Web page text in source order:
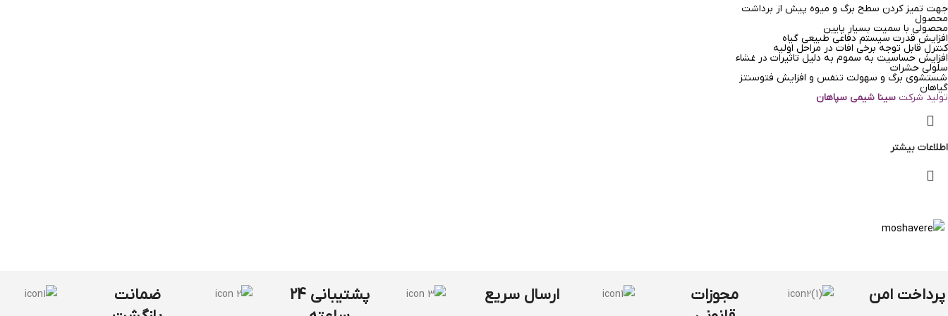
جهت تمیز کردن سطح برگ و میوه پیش از برداشت
محصول
محصولی با سمیت بسیار پایین
افزایش قدرت سیستم دفاعی طبیعی گیاه
کنترل قابل توجه برخی افات در مراحل اولیه
افزایش حساسیت به سموم به دلیل تاثیرات در غشاء
سلولی حشرات
شستشوی برگ و سهولت تنفس و افزایش فتوسنتز
گیاهان
تولید شرکت سینا شیمی سپاهان
اطلاعات بیشتر
پرداخت امن
مجوزات
ارسال سریع
پشتیبانی 24
ضمانت